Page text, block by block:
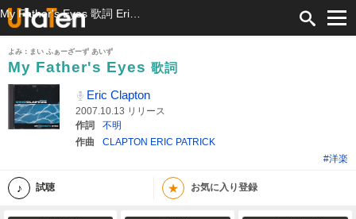
よみ：まい ふぁーざーず あいず
My Father's Eyes 歌詞
Eric Clapton
2007.10.13 リリース
作詞
不明
作曲
CLAPTON ERIC PATRICK
#洋楽
試聴 ★ お気に入り登録